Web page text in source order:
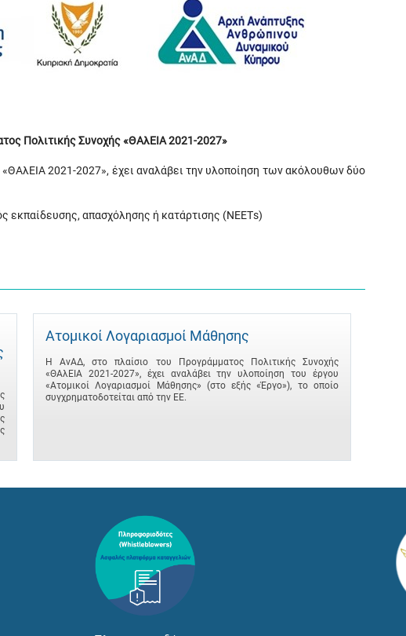
Πολιτικής Συνοχής «ΘΑλΕΙΑ 2021-2027»
2021-2027», έχει αναλάβει την υλοποίηση των ακόλουθων δύο
εκπαίδευσης, απασχόλησης ή κατάρτισης (ΝΕΕΤs)
Ατομικοί Λογαριασμοί Μάθησης
Η ΑνΑΔ, στο πλαίσιο του Προγράμματος Πολιτικής Συνοχής
«ΘΑλΕΙΑ 2021-2027», έχει αναλάβει την υλοποίηση του έργου
«Ατομικοί Λογαριασμοί Μάθησης» (στο εξής «Έργο»), το οποίο
συγχρηματοδοτείται από την ΕΕ.